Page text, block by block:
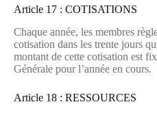
Article 17 : COTISATIONS
Chaque année, les membres
cotisation dans les trente jours
montant de cette cotisation est
Générale pour l’année en cours.
Article 18 : RESSOURCES